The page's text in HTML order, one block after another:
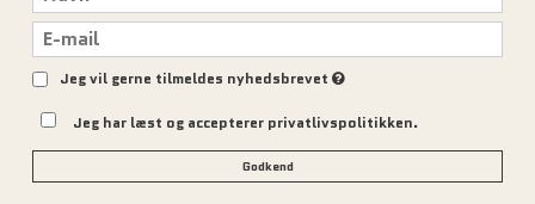
Jeg vil gerne tilmeldes nyhedsbrevet
Jeg har læst og accepterer privatlivspolitikken.
Godkend